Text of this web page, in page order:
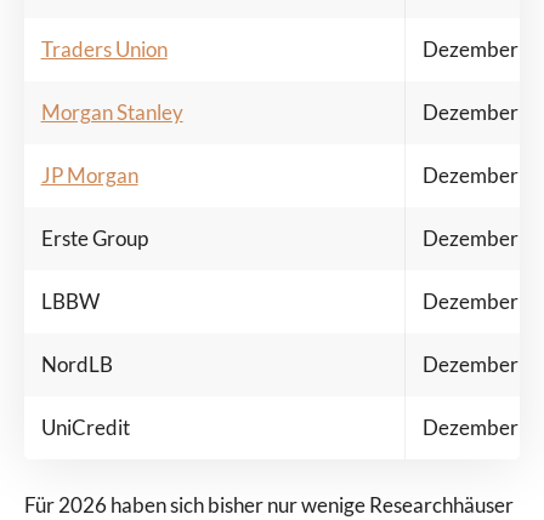
Traders Union Dezember
Morgan Stanley Dezember
JP Morgan Dezember
Erste Group Dezember
LBBW Dezember
NordLB Dezember
UniCredit Dezember
Für 2026 haben sich bisher nur wenige Researchhäuser